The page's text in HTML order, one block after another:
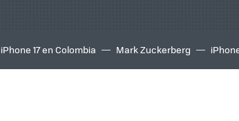
iPhone 17 en Colombia Mark Zuckerberg
inteligente
IA TCL C8K